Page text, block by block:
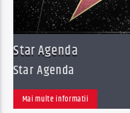
Star Agenda
Star Agenda
Mai multe informatii